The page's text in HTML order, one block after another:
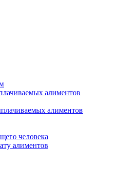
алиментов
алиментов
человека
алиментов